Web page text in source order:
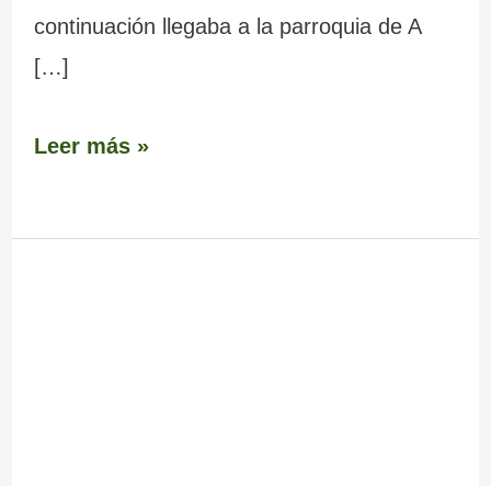
continuación llegaba a la parroquia de A
[…]
Leer más »